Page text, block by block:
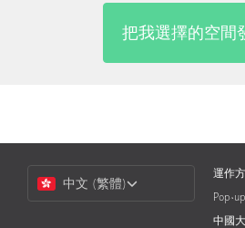
把我選擇的空間
Language
中文 (繁體)
運作
Pop-
中國